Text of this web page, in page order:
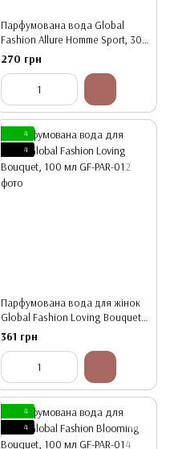
Парфумована вода Global
Fashion Allure Homme Sport, 30
мл
270 грн
4
4
Парфумована вода для жінок
Global Fashion Loving Bouquet,
100 мл
361 грн
4
4